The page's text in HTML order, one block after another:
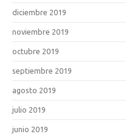
diciembre 2019
noviembre 2019
octubre 2019
septiembre 2019
agosto 2019
julio 2019
junio 2019